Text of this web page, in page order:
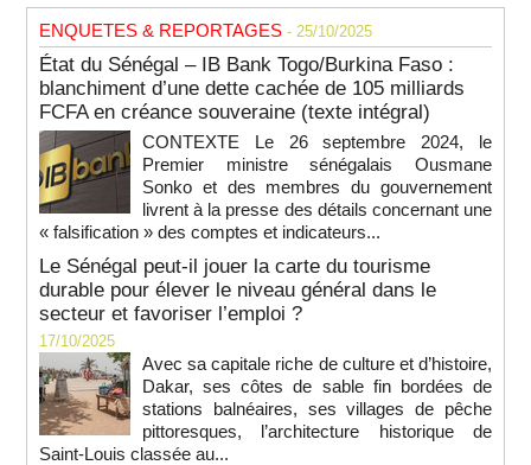
ENQUETES & REPORTAGES - 25/10/2025
État du Sénégal – IB Bank Togo/Burkina Faso :
blanchiment d’une dette cachée de 105 milliards
FCFA en créance souveraine (texte intégral)
CONTEXTE Le 26 septembre 2024, le
Premier ministre sénégalais Ousmane
Sonko et des membres du gouvernement
livrent à la presse des détails concernant une
« falsification » des comptes et indicateurs...
Le Sénégal peut-il jouer la carte du tourisme
durable pour élever le niveau général dans le
secteur et favoriser l’emploi ?
17/10/2025
Avec sa capitale riche de culture et d’histoire,
Dakar, ses côtes de sable fin bordées de
stations balnéaires, ses villages de pêche
pittoresques, l’architecture historique de
Saint-Louis classée au...